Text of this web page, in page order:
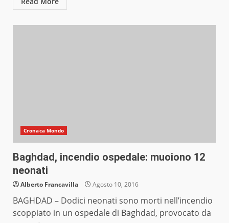
Cronaca Mondo
Baghdad, incendio ospedale: muoiono 12
neonati
Alberto Francavilla Agosto 10, 2016
BAGHDAD – Dodici neonati sono morti nell’incendio
scoppiato in un ospedale di Baghdad, provocato da